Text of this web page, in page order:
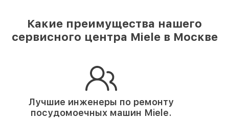
Какие преимущества нашего
сервисного центра Miele в Москве
Лучшие инженеры по ремонту
посудомоечных машин Miele.